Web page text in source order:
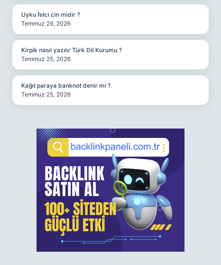
Uyku felci cin midir ?
Temmuz 29, 2026
Kirpik nasıl yazılır Türk Dil Kurumu ?
Temmuz 25, 2026
Kağıt paraya banknot denir mi ?
Temmuz 25, 2026